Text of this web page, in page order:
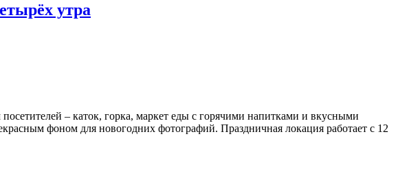
утра
– каток, горка, маркет еды с горячими напитками и вкусными
фоном для новогодних фотографий. Праздничная локация работает с 1️2